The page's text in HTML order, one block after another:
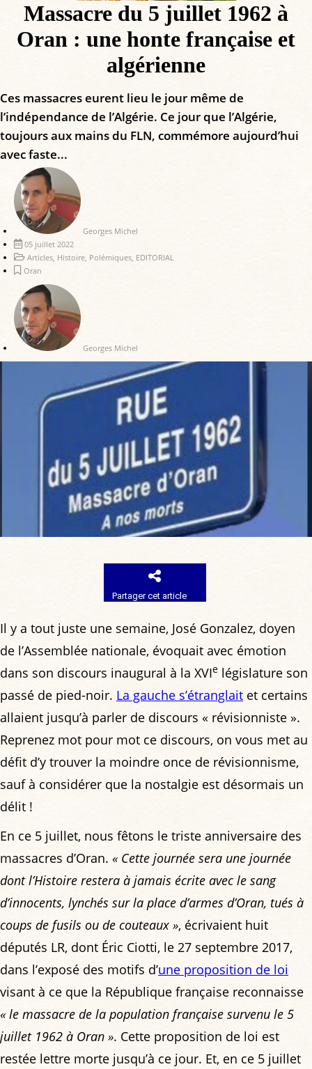
Massacre du 5 juillet 1962 à
Oran : une honte française et
algérienne
Ces massacres eurent lieu le jour même de
l’indépendance de l’Algérie. Ce jour que l’Algérie,
toujours aux mains du FLN, commémore aujourd’hui
avec faste...
Georges Michel
05 juillet 2022
Articles, Histoire, Polémiques, EDITORIAL
Oran
Georges Michel
Partager cet article
Il y a tout juste une semaine, José Gonzalez, doyen
de l’Assemblée nationale, évoquait avec émotion
dans son discours inaugural à la XVIe législature son
passé de pied-noir. La gauche s’étranglait et certains
allaient jusqu’à parler de discours « révisionniste ».
Reprenez mot pour mot ce discours, on vous met au
défit d’y trouver la moindre once de révisionnisme,
sauf à considérer que la nostalgie est désormais un
délit !
En ce 5 juillet, nous fêtons le triste anniversaire des
massacres d’Oran. « Cette journée sera une journée
dont l’Histoire restera à jamais écrite avec le sang
d’innocents, lynchés sur la place d’armes d’Oran, tués à
coups de fusils ou de couteaux », écrivaient huit
députés LR, dont Éric Ciotti, le 27 septembre 2017,
dans l’exposé des motifs d’une proposition de loi
visant à ce que la République française reconnaisse
« le massacre de la population française survenu le 5
juillet 1962 à Oran ». Cette proposition de loi est
restée lettre morte jusqu’à ce jour. Et, en ce 5 juillet